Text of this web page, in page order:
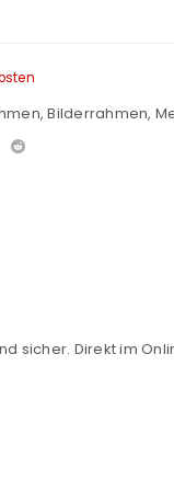
,Bilderrahmen,
sicher. Direkt im